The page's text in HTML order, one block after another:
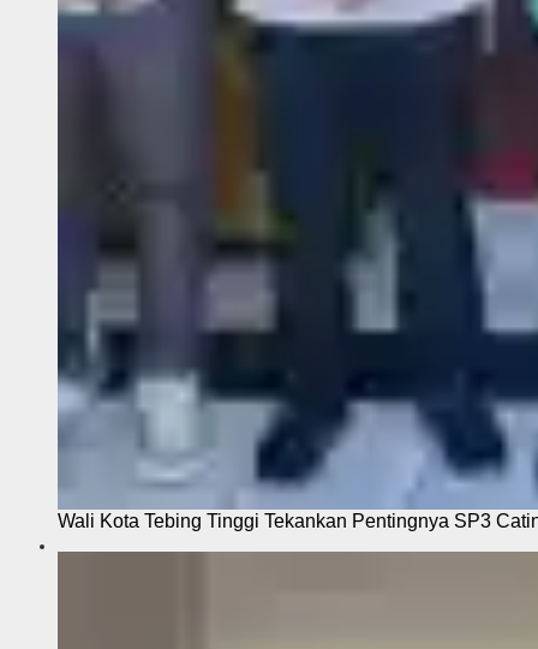
Wali Kota Tebing Tinggi Tekankan Pentingnya SP3